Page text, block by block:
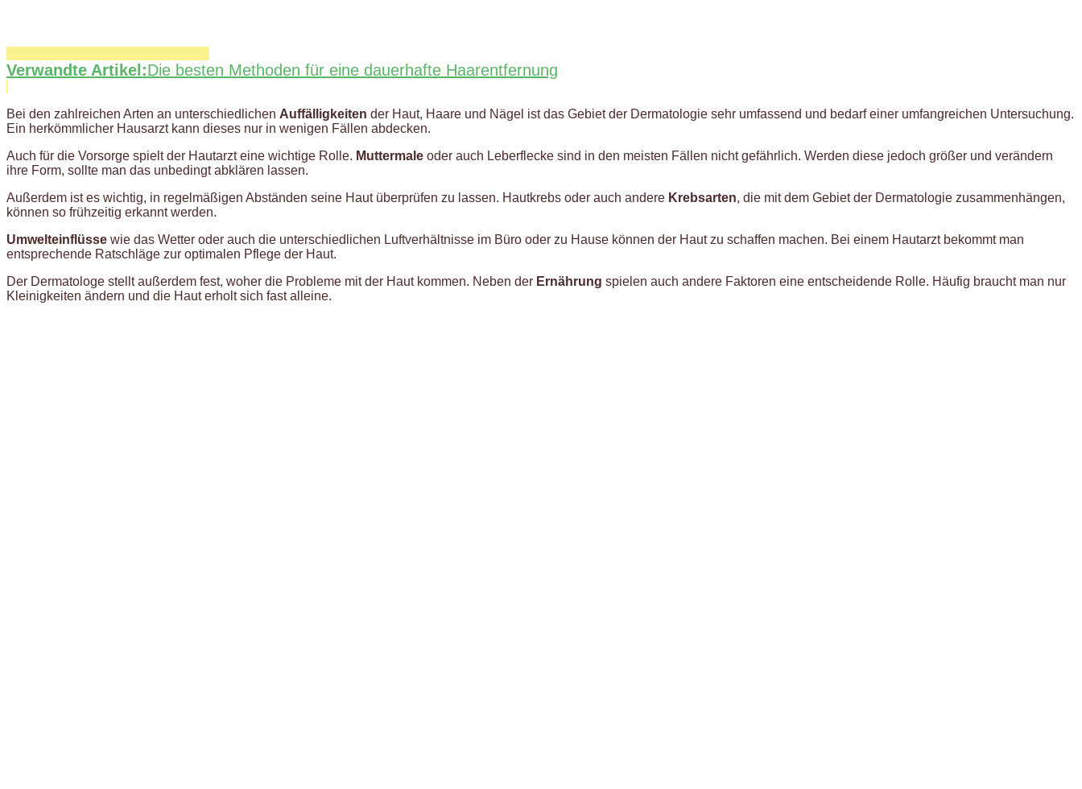
Verwandte Artikel:Die besten Methoden für eine dauerhafte Haarentfernung
Bei den zahlreichen Arten an unterschiedlichen Auffälligkeiten der Haut, Haare und Nägel ist das Gebiet der Dermatologie sehr umfassend und bedarf einer umfangreichen Untersuchung.
Ein herkömmlicher Hausarzt kann dieses nur in wenigen Fällen abdecken.
Auch für die Vorsorge spielt der Hautarzt eine wichtige Rolle. Muttermale oder auch Leberflecke sind in den meisten Fällen nicht gefährlich. Werden diese jedoch größer und verändern
ihre Form, sollte man das unbedingt abklären lassen.
Außerdem ist es wichtig, in regelmäßigen Abständen seine Haut überprüfen zu lassen. Hautkrebs oder auch andere Krebsarten, die mit dem Gebiet der Dermatologie zusammenhängen,
können so frühzeitig erkannt werden.
Umwelteinflüsse wie das Wetter oder auch die unterschiedlichen Luftverhältnisse im Büro oder zu Hause können der Haut zu schaffen machen. Bei einem Hautarzt bekommt man
entsprechende Ratschläge zur optimalen Pflege der Haut.
Der Dermatologe stellt außerdem fest, woher die Probleme mit der Haut kommen. Neben der Ernährung spielen auch andere Faktoren eine entscheidende Rolle. Häufig braucht man nur
Kleinigkeiten ändern und die Haut erholt sich fast alleine.